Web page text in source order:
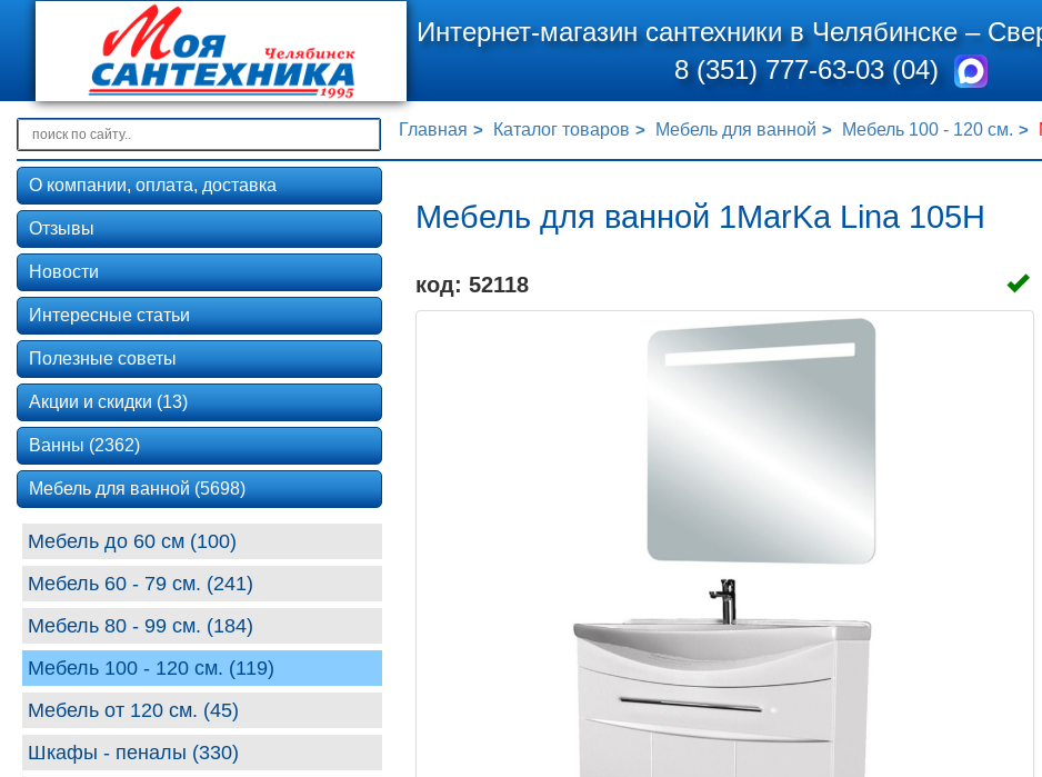
Интернет-магазин сантехники в Челябинске –
8 (351) 777-63-03 (04)
Главная Каталог товаров Мебель для ванной Мебель 100 - 120 см.
Мебель для ванной 1MarKa Lina 105Н
код: 52118
О компании, оплата, доставка
Отзывы
Новости
Интересные статьи
Полезные советы
Акции и скидки (13)
Ванны (2362)
Мебель для ванной (5698)
Мебель до 60 см (100)
Мебель 60 - 79 см. (241)
Мебель 80 - 99 cм. (184)
Мебель 100 - 120 см. (119)
Мебель от 120 см. (45)
Шкафы - пеналы (330)